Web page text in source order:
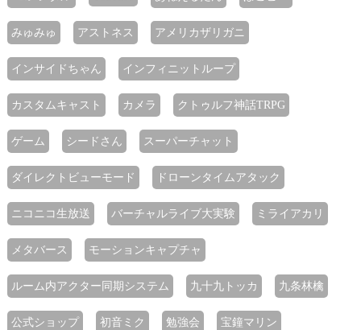
みゅみゅ アストネス アメリカザリガニ
インサイドちゃん インフィニットループ
カスタムキャスト カメラ クトゥルフ神話TRPG
ゲーム シードさん スーパーチャット
ダイレクトビューモード ドローンタイムアタック
ニコニコ生放送 バーチャルライブ大実験 ミライアカリ
メタバース モーションキャプチャ
ルーム内アクター同期システム 九十九トッカ 九条林檎
公式ショップ 初音ミク 勉強会 宝鐘マリン